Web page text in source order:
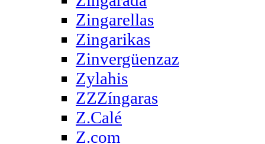
Zingarellas
Zingarikas
Zinvergüenzaz
Zylahis
ZZZíngaras
Z.Calé
Z.com